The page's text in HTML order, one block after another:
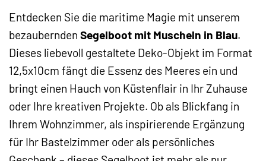
Entdecken Sie die maritime Magie mit unserem
bezaubernden Segelboot mit Muscheln in Blau.
Dieses liebevoll gestaltete Deko-Objekt im Format
12,5x10cm fängt die Essenz des Meeres ein und
bringt einen Hauch von Küstenflair in Ihr Zuhause
oder Ihre kreativen Projekte. Ob als Blickfang in
Ihrem Wohnzimmer, als inspirierende Ergänzung
für Ihr Bastelzimmer oder als persönliches